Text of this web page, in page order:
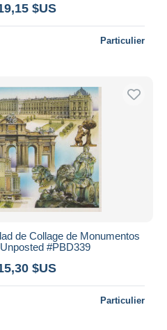
$US
Particulier
de Collage de Monumentos
#PBD339
$US
Particulier